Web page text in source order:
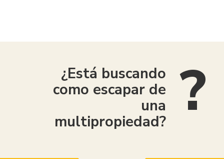
¿Está buscando
como escapar de
una
multipropiedad?